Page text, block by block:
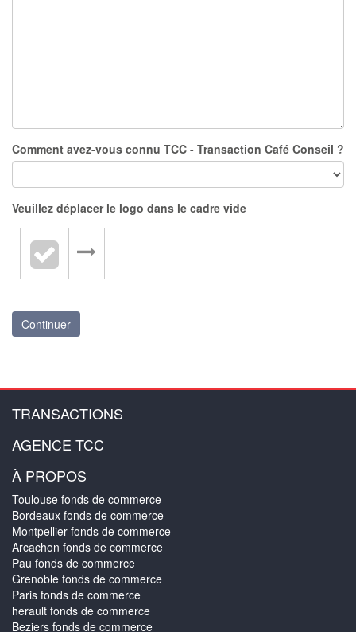
Comment avez-vous connu TCC - Transaction Café Conseil ?
Veuillez déplacer le logo dans le cadre vide
Continuer
TRANSACTIONS
AGENCE TCC
À PROPOS
Toulouse fonds de commerce
Bordeaux fonds de commerce
Montpellier fonds de commerce
Arcachon fonds de commerce
Pau fonds de commerce
Grenoble fonds de commerce
Paris fonds de commerce
herault fonds de commerce
Beziers fonds de commerce